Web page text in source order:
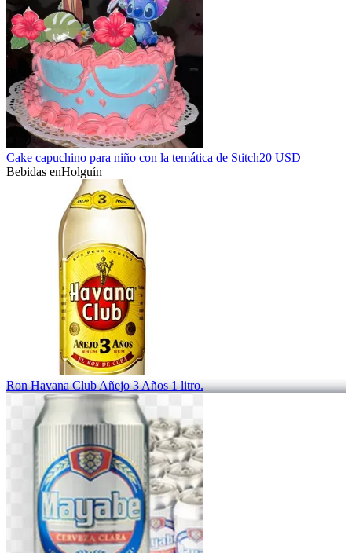
Cake capuchino para niño con la temática de Stitch20 USD
Bebidas enHolguín
Ron Havana Club Añejo 3 Años 1 litro.